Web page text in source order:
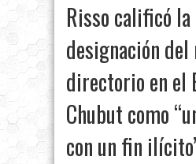
Risso calificó la
designación del
directorio en el
Chubut como
con un fin